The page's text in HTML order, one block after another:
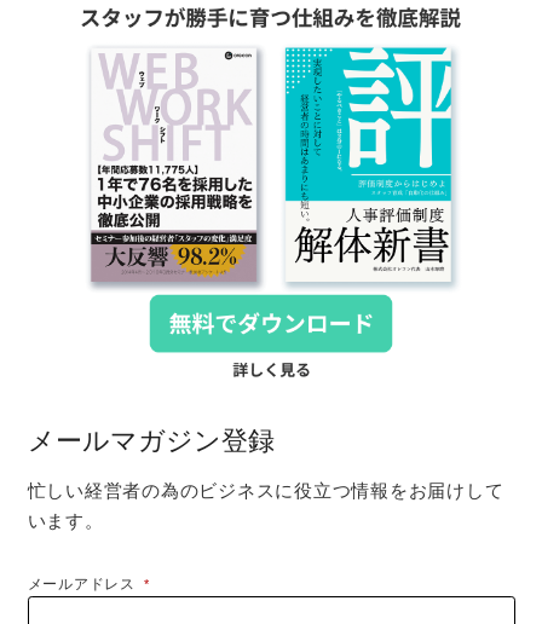
メールマガジン登録
忙しい経営者の為のビジネスに役立つ情報をお届けして
います。
メールアドレス*